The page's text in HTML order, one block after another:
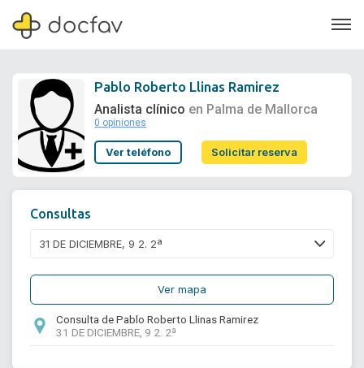
Soporte
Pablo Roberto Llinas Ramirez
Analista clínico en Palma de Mallorca
0 opiniones
Ver teléfono Solicitar reserva
Consultas
Ver mapa
Consulta de Pablo Roberto Llinas Ramirez
31 DE DICIEMBRE, 9 2. 2ª